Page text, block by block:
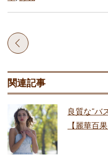
関連記事
良質な“バ
【麗華百果